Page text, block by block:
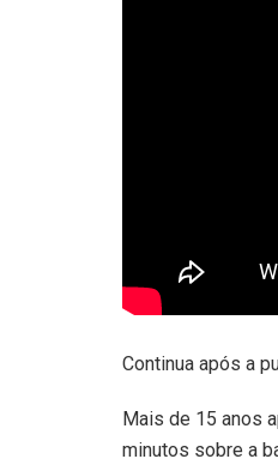
Continua após a
Mais de 15 anos
minutos sobre a